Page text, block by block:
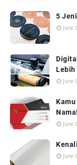
5
June
Lebih
June
Nama!
June
June